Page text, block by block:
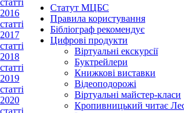
статті
2016
статті
2017
статті
2018
статті
2019
статті
2020
Статут МЦБС
Правила користування
Бібліограф рекомендує
Цифрові продукти
Віртуальні екскурсії
Буктрейлери
Книжкові виставки
Відеоподорожі
Віртуальні майстер-класи
Кропивницький читає